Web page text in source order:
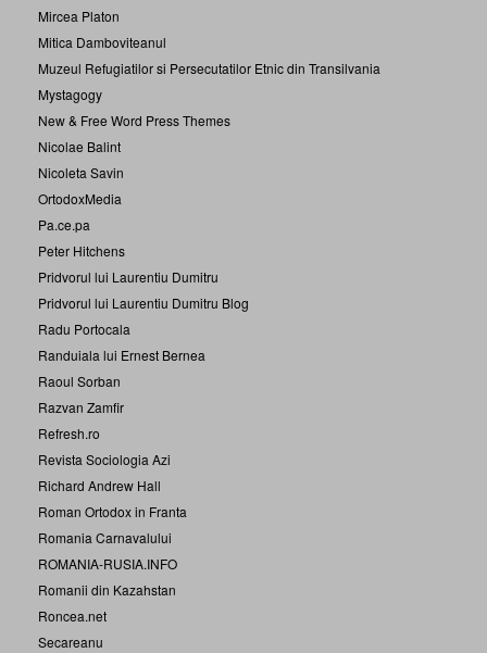
Mircea Platon
Mitica Damboviteanul
Muzeul Refugiatilor si Persecutatilor Etnic din Transilvania
Mystagogy
New & Free Word Press Themes
Nicolae Balint
Nicoleta Savin
OrtodoxMedia
Pa.ce.pa
Peter Hitchens
Pridvorul lui Laurentiu Dumitru
Pridvorul lui Laurentiu Dumitru Blog
Radu Portocala
Randuiala lui Ernest Bernea
Raoul Sorban
Razvan Zamfir
Refresh.ro
Revista Sociologia Azi
Richard Andrew Hall
Roman Ortodox in Franta
Romania Carnavalului
ROMANIA-RUSIA.INFO
Romanii din Kazahstan
Roncea.net
Secareanu